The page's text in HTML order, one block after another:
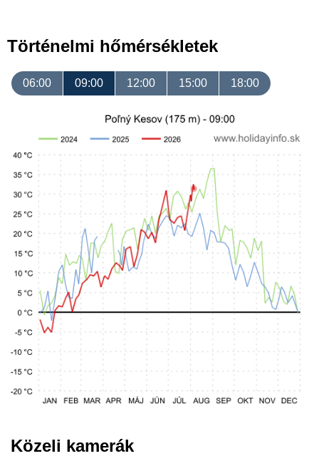
Történelmi hőmérsékletek
06:00 09:00 12:00 15:00 18:00
Közeli kamerák